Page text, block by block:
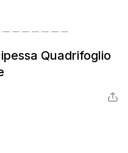
Quadrifoglio